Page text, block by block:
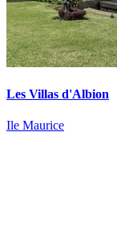
Les Villas d'Albion
Ile Maurice